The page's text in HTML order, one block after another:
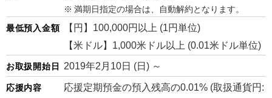
満期日指定の場合は、自動解約となります。
最低預入金額
【円】100,000円以上 (1円単位)
【米ドル】1,000米ドル以上 (0.01米ドル単位)
お取扱開始日 2019年2月10日 (日) ～
応援内容
応援定期預金の預入残高の0.01% (取扱通貨円: